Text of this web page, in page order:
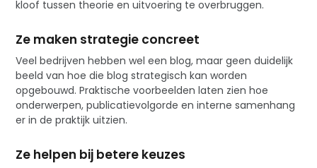
kloof tussen theorie en uitvoering te overbruggen.
Ze maken strategie concreet
Veel bedrijven hebben wel een blog, maar geen duidelijk
beeld van hoe die blog strategisch kan worden
opgebouwd. Praktische voorbeelden laten zien hoe
onderwerpen, publicatievolgorde en interne samenhang
er in de praktijk uitzien.
Ze helpen bij betere keuzes